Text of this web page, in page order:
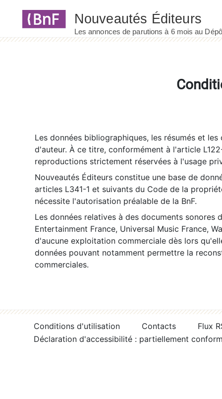
Les données bibliographiques, les résumés et
d'auteur. À ce titre, conformément à l'article
reproductions strictement réservées à l'usage
Nouveautés Éditeurs constitue une base de
articles L341-1 et suivants du Code de la
nécessite l'autorisation préalable de la BnF.
Les données relatives à des documents sonores
Entertainment France, Universal Music France,
d'aucune exploitation commerciale dès lors
données pouvant notamment permettre la
commerciales.
Conditions d'utilisation Contacts
Flux
Déclaration d'accessibilité : partiellement